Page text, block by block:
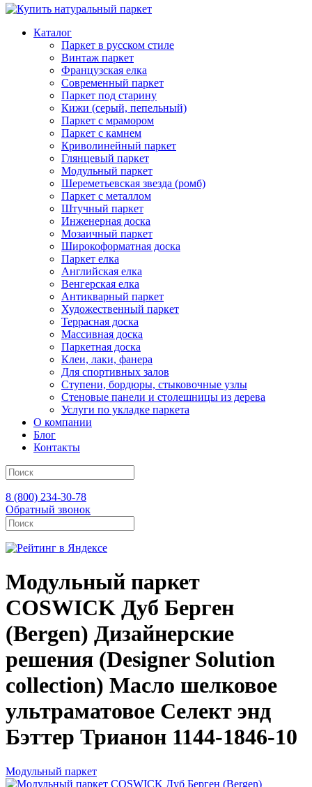
Каталог
Паркет в русском стиле
Винтаж паркет
Французская елка
Современный паркет
Паркет под старину
Кижи (серый, пепельный)
Паркет с мрамором
Паркет с камнем
Криволинейный паркет
Глянцевый паркет
Модульный паркет
Шереметьевская звезда (ромб)
Паркет с металлом
Штучный паркет
Инженерная доска
Мозаичный паркет
Широкоформатная доска
Паркет елка
Английская елка
Венгерская елка
Антикварный паркет
Художественный паркет
Террасная доска
Массивная доска
Паркетная доска
Клеи, лаки, фанера
Для спортивных залов
Ступени, бордюры, стыковочные узлы
Стеновые панели и столешницы из дерева
Услуги по укладке паркета
О компании
Блог
Контакты
8 (800) 234-30-78
Обратный звонок
Модульный паркет
COSWICK Дуб Берген
(Bergen) Дизайнерские
решения (Designer Solution
collection) Масло шелковое
ультраматовое Селект энд
Бэттер Трианон 1144-1846-10
Модульный паркет